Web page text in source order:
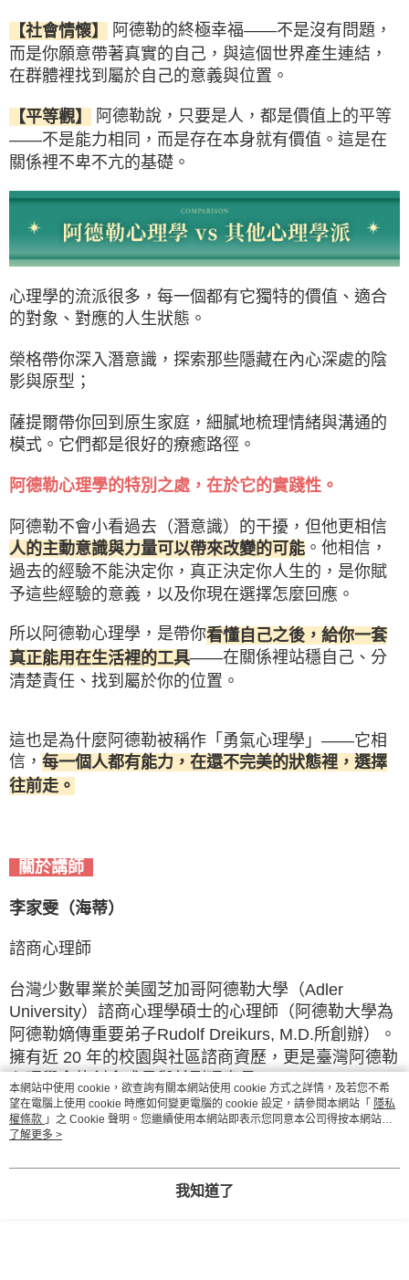
【社會情懷】
阿德勒的終極幸福——不是沒有問題，
而是你願意帶著真實的自己，與這個世界產生連結，
在群體裡找到屬於自己的意義與位置。
【平等觀】
阿德勒說，只要是人，都是價值上的平等
——不是能力相同，而是存在本身就有價值。這是在
關係裡不卑不亢的基礎。
心理學的流派很多，每一個都有它獨特的價值、適合
的對象、對應的人生狀態。
榮格帶你深入潛意識，探索那些隱藏在內心深處的陰
影與原型；
薩提爾帶你回到原生家庭，細膩地梳理情緒與溝通的
模式。它們都是很好的療癒路徑。
阿德勒心理學的特別之處，在於它的實踐性。
阿德勒不會小看過去（潛意識）的干擾，但他更相信
人的主動意識與力量可以帶來改變的可能 。他相信，
過去的經驗不能決定你，真正決定你人生的，是你賦
予這些經驗的意義，以及你現在選擇怎麼回應。
所以阿德勒心理學，是帶你看懂自己之後，給你一套
真正能用在生活裡的工具——在關係裡站穩自己、分
清楚責任、找到屬於你的位置。
這也是為什麼阿德勒被稱作「勇氣心理學」——它相
信， 每一個人都有能力，在還不完美的狀態裡，選擇
往前走。
關於講師
李家雯（海蒂）
諮商心理師
台灣少數畢業於美國芝加哥阿德勒大學（Adler
University）諮商心理學碩士的心理師（阿德勒大學為
阿德勒嫡傳重要弟子Rudolf Dreikurs, M.D.所創辦）。
擁有近 20 年的校園與社區諮商資歷，更是臺灣阿德勒
心理學會的創會成員與前副理事長。
擅長將阿德勒心理學運用在各種生活領域、人際溝
通、情緒陪伴、親職諮詢、個人成長激勵等。
身為多本暢銷書如《生活裡，遇見阿德勒的溫柔》、
本網站中使用 cookie，欲查詢有關本網站使用 cookie 方式之詳情，及若您不希
望在電腦上使用 cookie 時應如何變更電腦的 cookie 設定，請參閱本網站「 隱私
權條款 」之 Cookie 聲明。您繼續使用本網站即表示您同意本公司得按本網站使
用條款之 Cookie 聲明使用 cookie。
了解更多 >
我知道了